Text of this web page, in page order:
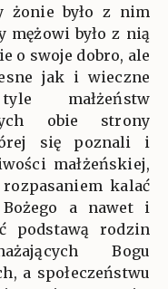
żonie było z nim
mężowi było z nią
o swoje dobro, ale
jak i wieczne
małżeństw
obie strony
się poznali i
małżeńskiej,
kalać
Bożego a nawet i
podstawą rodzin
Bogu
a społeczeństwu